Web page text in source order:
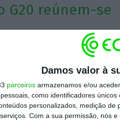
Damos valor à
parceiros armazenamos e/ou
como identificadores
personalizados, medição
Com a sua permissão, nós
G20 reúnem-se
marcada para esta terça-
como reavivar com
este que tem sido um dos
está também a
Organização para a
uma série de diretrizes